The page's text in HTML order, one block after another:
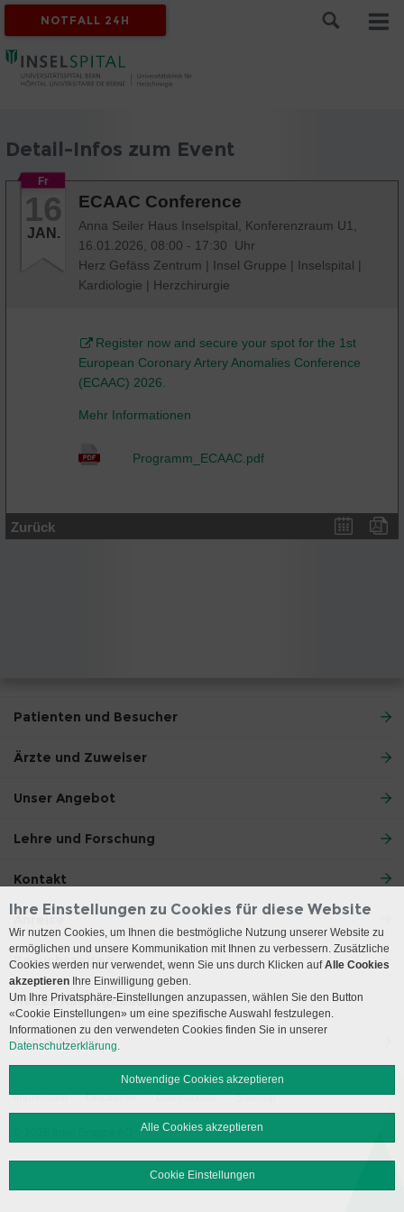
NOTFALL 24H
Detail-Infos zum Event
Fr
16
JAN.
ECAAC Conference
Anna Seiler Haus Inselspital, Konferenzraum U1,
16.01.2026, 08:00 - 17:30 Uhr
Herz Gefäss Zentrum | Insel Gruppe | Inselspital |
Kardiologie | Herzchirurgie
Register now and secure your spot for the 1st
European Coronary Artery Anomalies Conference
(ECAAC) 2026.
Mehr Informationen
Programm_ECAAC.pdf
Zurück
Patienten und Besucher
Ärzte und Zuweiser
Unser Angebot
Lehre und Forschung
Kontakt
Anreise
Besuchszeiten
Neues Hauptgebäude
Social Media
Impressum Disclaimer Datenschutz Sitemap
Ihre Einstellungen zu Cookies für diese Website
Wir nutzen Cookies, um Ihnen die bestmögliche Nutzung unserer Website zu
ermöglichen und unsere Kommunikation mit Ihnen zu verbessern. Zusätzliche
Cookies werden nur verwendet, wenn Sie uns durch Klicken aufAlle Cookies
akzeptieren Ihre Einwilligung geben.
Um Ihre Privatsphäre-Einstellungen anzupassen, wählen Sie den Button
«Cookie Einstellungen» um eine spezifische Auswahl festzulegen.
Informationen zu den verwendeten Cookies finden Sie in unserer
Datenschutzerklärung.
Notwendige Cookies akzeptieren
Alle Cookies akzeptieren
Cookie Einstellungen